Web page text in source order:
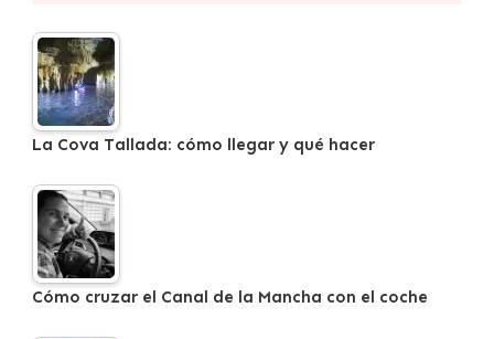
La Cova Tallada: cómo llegar y qué hacer
Cómo cruzar el Canal de la Mancha con el coche